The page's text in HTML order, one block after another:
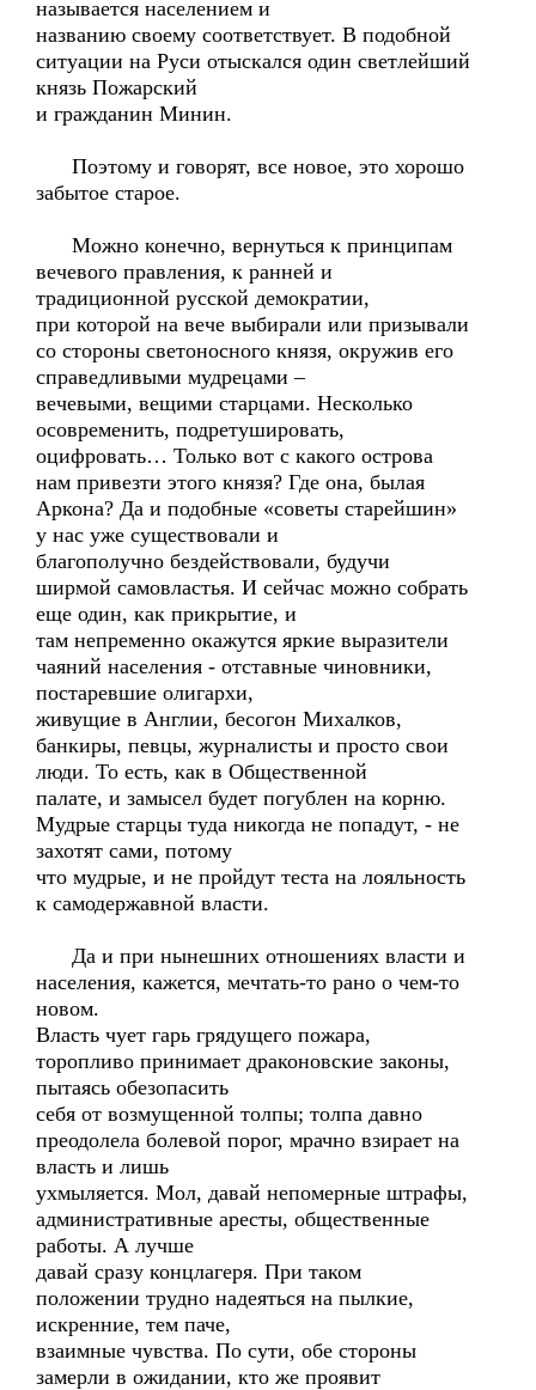
называется населением и
названию своему соответствует. В подобной
ситуации на Руси отыскался один светлейший
князь Пожарский
и гражданин Минин.
Поэтому и говорят, все новое, это хорошо
забытое старое.
Можно конечно, вернуться к принципам
вечевого правления, к ранней и
традиционной русской демократии,
при которой на вече выбирали или призывали
со стороны светоносного князя, окружив его
справедливыми мудрецами –
вечевыми, вещими старцами. Несколько
осовременить, подретушировать,
оцифровать… Только вот с какого острова
нам привезти этого князя? Где она, былая
Аркона? Да и подобные «советы старейшин»
у нас уже существовали и
благополучно бездействовали, будучи
ширмой самовластья. И сейчас можно собрать
еще один, как прикрытие, и
там непременно окажутся яркие выразители
чаяний населения - отставные чиновники,
постаревшие олигархи,
живущие в Англии, бесогон Михалков,
банкиры, певцы, журналисты и просто свои
люди. То есть, как в Общественной
палате, и замысел будет погублен на корню.
Мудрые старцы туда никогда не попадут, - не
захотят сами, потому
что мудрые, и не пройдут теста на лояльность
к самодержавной власти.
Да и при нынешних отношениях власти и
населения, кажется, мечтать-то рано о чем-то
новом.
Власть чует гарь грядущего пожара,
торопливо принимает драконовские законы,
пытаясь обезопасить
себя от возмущенной толпы; толпа давно
преодолела болевой порог, мрачно взирает на
власть и лишь
ухмыляется. Мол, давай непомерные штрафы,
административные аресты, общественные
работы. А лучше
давай сразу концлагеря. При таком
положении трудно надеяться на пылкие,
искренние, тем паче,
взаимные чувства. По сути, обе стороны
замерли в ожидании, кто же проявит